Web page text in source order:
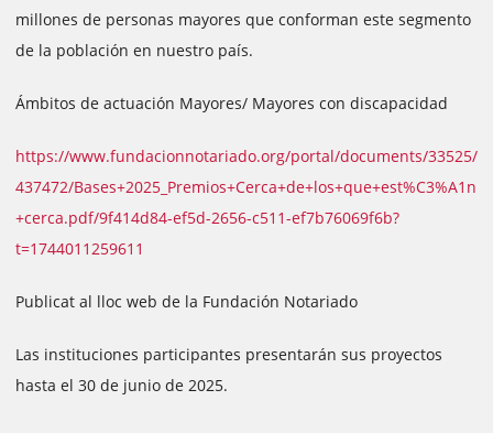
millones de personas mayores que conforman este segmento
de la población en nuestro país.
Ámbitos de actuación Mayores/ Mayores con discapacidad
https://www.fundacionnotariado.org/portal/documents/33525/
437472/Bases+2025_Premios+Cerca+de+los+que+est%C3%A1n
+cerca.pdf/9f414d84-ef5d-2656-c511-ef7b76069f6b?
t=1744011259611
Publicat al lloc web de la Fundación Notariado
Las instituciones participantes presentarán sus proyectos
hasta el 30 de junio de 2025.